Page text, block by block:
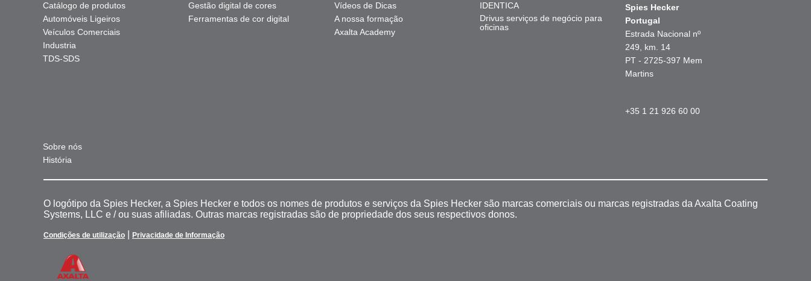
Catálogo de produtos
Automóveis Ligeiros
Veículos Comerciais
Industria
TDS-SDS
Gestão digital de cores
Ferramentas de cor digital
Vídeos de Dicas
A nossa formação
Axalta Academy
IDENTICA
Drivus serviços de negócio para
oficinas
Sobre nós
História
Spies Hecker
Portugal
Estrada Nacional nº
249, km. 14
PT - 2725-397 Mem
Martins
+35 1 21 926 60 00
O logótipo da Spies Hecker, a Spies Hecker e todos os nomes de produtos e serviços da Spies Hecker são marcas comerciais ou marcas registradas da Axalta Coating
Systems, LLC e / ou suas afiliadas. Outras marcas registradas são de propriedade dos seus respectivos donos.
Condições de utilização Privacidade de Informação